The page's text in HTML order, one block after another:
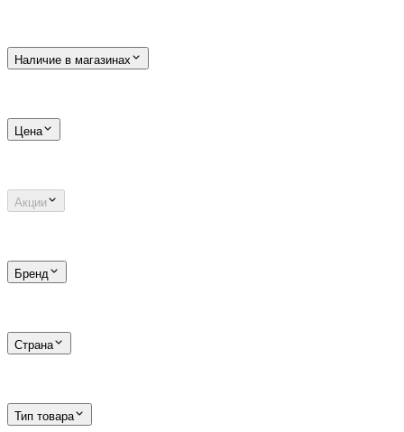
Наличие в магазинах
Цена
Акции
Бренд
Страна
Тип товара